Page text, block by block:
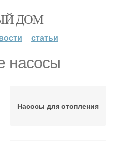
ДОМ
статьи
насосы
Насосы для отопления